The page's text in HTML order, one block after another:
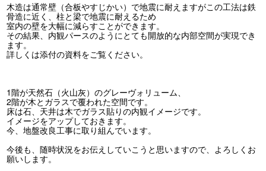
木造は通常壁（合板やすじかい）で地震に耐えますがこの工法は鉄
骨造に近く、柱と梁で地震に耐えるため
室内の壁を大幅に減らすことができます。
その結果、内観パースのようにとても開放的な内部空間が実現でき
ます。
詳しくは添付の資料をご覧ください。
1階が天然石（火山灰）のグレーヴォリューム、
2階が木とガラスで覆われた空間です。
床は石、天井は木でガラス貼りの内観イメージです。
イメージをアップしておきます。
今、地盤改良工事に取り組んでいます。
今後も、随時状況をお伝えしていこうと思いますので、よろしくお
願いします。